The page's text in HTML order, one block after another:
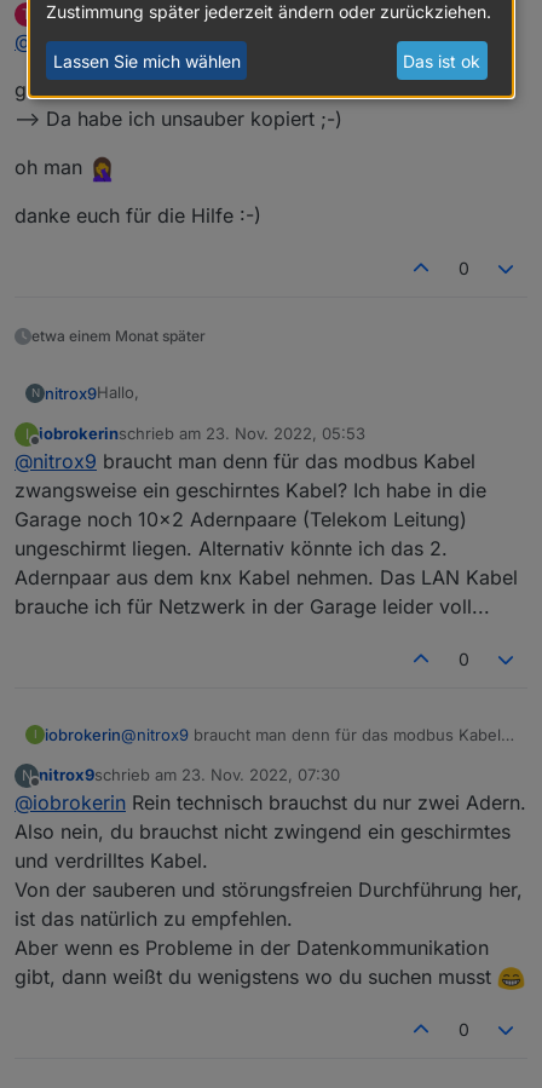
Auch bringen die 16A leider nichts. Immer noch der
Charging State 4. Ich habe einen E-Golf dran! Ich habe
hier einmal den aktuellen Status als Bild und auch die
jemand eine Idee hat...
T ttoebbeschrieb am16. Okt. 2022, 12:45
zuletzt editiert von ttoebbe
@
nitrox9
gefunden...so was blödes :-) #aktualisieren vs. steuern
--> Da habe ich unsauber kopiert ;-)
oh man
danke euch für die Hilfe :-)
0
etwa einem Monat später
N nitrox9Hallo,
meine Lösung für die Aufgabe "PV-Überschussladen
mit Wallbox Heidelberg Energy Control über Modbus,
ioBroker und Blockly" möchte ich hier vorstellen:
Anbindung über RS485
Bei Recherchen habe ich mehrere Adapter probiert. Am
erfolgversprechendsten war das oft angepriesene Hösi
Universalgateway.
Nach meinem Verständnis kann diese allerdings gar
nicht funktionieren, da die von der Heidelberg
geforderten 19200/8E1 nicht in der Hösi einstellbar
Am Ende klappte es prima mit einem 2,75€ RS485-
USB-Adapter in einer ZWEITEN Raspberry in der
Garage.
Heidelberg und USB-Adapter werden mit zwei Adern
I
Offline
iobrokerinschrieb am 23. Nov. 2022, 05:53
zuletzt editiert von
@nitrox9 braucht man denn für das modbus Kabel
zwangsweise ein geschirntes Kabel? Ich habe in die
Garage noch 10x2 Adernpaare (Telekom Leitung)
ungeschirmt liegen. Alternativ könnte ich das 2.
Adernpaar aus dem knx Kabel nehmen. Das LAN Kabel
brauche ich für Netzwerk in der Garage leider voll...
0
iobrokerin@nitrox9 braucht man denn für das modbus Kabel
Garage noch 10x2 Adernpaare (Telekom Leitung)
ungeschirmt liegen. Alternativ könnte ich das 2.
Adernpaar aus dem knx Kabel nehmen. Das LAN
Kabel brauche ich für Netzwerk in der Garage leider
voll...
N
Offline
nitrox9schrieb am 23. Nov. 2022, 07:30
zuletzt editiert von
@iobrokerin Rein technisch brauchst du nur zwei Adern.
Also nein, du brauchst nicht zwingend ein geschirmtes
und verdrilltes Kabel.
Von der sauberen und störungsfreien Durchführung her,
ist das natürlich zu empfehlen.
Aber wenn es Probleme in der Datenkommunikation
gibt, dann weißt du wenigstens wo du suchen musst
0
Zustimmung später jederzeit ändern oder zurückziehen.
Lassen Sie mich wählen Das ist ok